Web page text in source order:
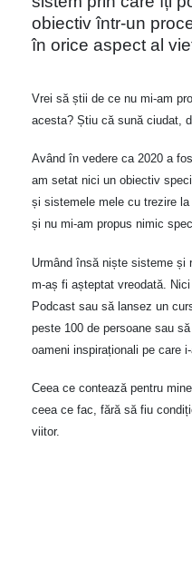
obiectiv într-un
în orice aspect al
Vrei să știi de ce nu mi-am
acesta? Știu că sună ciudat,
Având în vedere ca 2020 a
am setat nici un obiectiv
și sistemele mele cu trezire
și nu mi-am propus nimic
Urmând însă niște sisteme și
m-aș fi așteptat vreodată.
Podcast sau să lansez un
peste 100 de persoane sau
oameni inspiraționali pe care
Ceea ce contează pentru
ceea ce fac, fără să fiu
viitor.